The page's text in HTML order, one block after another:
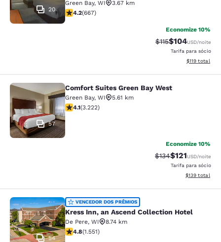
20
Green Bay, WI
3.67 km
classificação 4.19 estrelas. Muito bom. 667 avaliações
4.2(667)
Economize 10%
Tarifa anterior
$115Tarifa com
$104USD/noite
Tarifa para sócio
Exibir
$119 total
Comfort Suites Green Bay West
57
Comfort Suites Green Bay West
Green Bay, WI
5.61 km
classificação 4.12 estrelas. Muito bom. 3222
4.1(3.222)
Economize 10%
Tarifa anterior
$134Tarifa com
$121USD/noite
Tarifa para sócio
Exibir
$139 total
Kress Inn, an Ascend Collection
54
VENCEDOR DOS PRÊMIOS
Kress Inn, an Ascend Collection Hotel
De Pere, WI
8.74 km
classificação 4.84 estrelas. Excepcional. 1551
4.8(1.551)